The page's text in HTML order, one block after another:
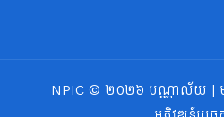
NPIC © ២០២៦ បណ្ណាល័យ | ម